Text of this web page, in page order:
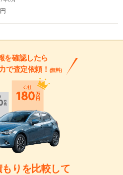
を確認したら
で査定依頼！ (無料)
りを比較して